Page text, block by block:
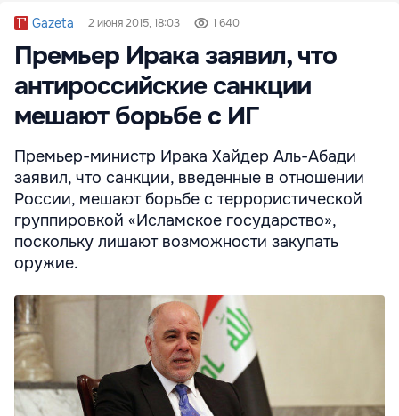
Gazeta 2 июня 2015, 18:03 1 640
Премьер Ирака заявил, что
антироссийские санкции
мешают борьбе с ИГ
Премьер-министр Ирака Хайдер Аль-Абади
заявил, что санкции, введенные в отношении
России, мешают борьбе с террористической
группировкой «Исламское государство»,
поскольку лишают возможности закупать
оружие.